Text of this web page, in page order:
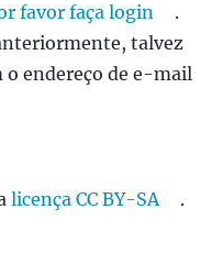
favor faça login
.
talvez
o endereço de e-mail
licença CC BY-SA .